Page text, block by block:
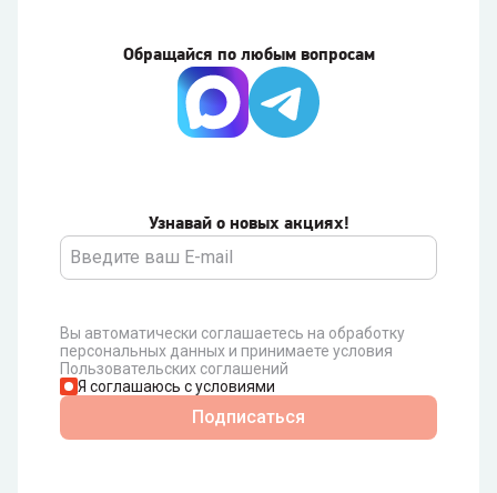
Узнавай о новых акциях!
Вы автоматически соглашаетесь на обработку
персональных данных и принимаете условия
Пользовательских соглашений
Я соглашаюсь с условиями
Подписаться
Обращайся по любым вопросам